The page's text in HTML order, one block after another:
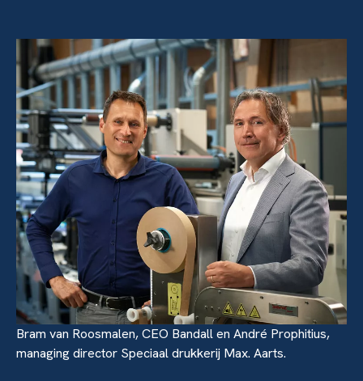
Bram van Roosmalen, CEO Bandall en André Prophitius,
managing director Speciaal drukkerij Max. Aarts.